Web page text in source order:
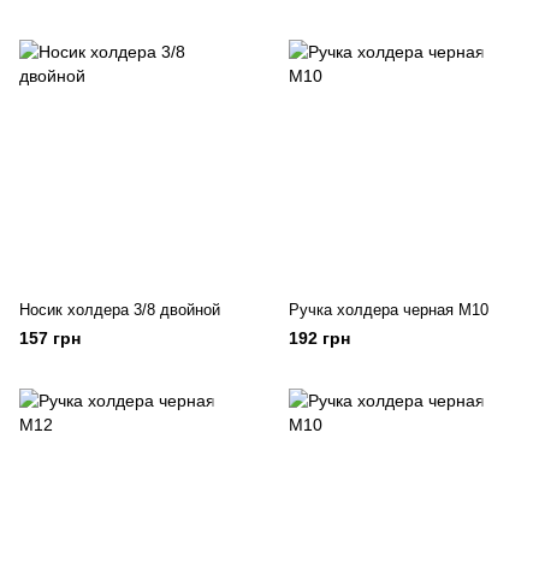
Носик холдера 3/8 двойной
157 грн
Ручка холдера черная М10
192 грн